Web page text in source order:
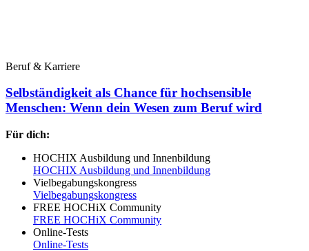
Beruf & Karriere
Selbständigkeit als Chance für hochsensible
Menschen: Wenn dein Wesen zum Beruf wird
Für dich:
HOCHIX Ausbildung und Innenbildung
HOCHIX Ausbildung und Innenbildung
Vielbegabungskongress
Vielbegabungskongress
FREE HOCHiX Community
FREE HOCHiX Community
Online-Tests
Online-Tests